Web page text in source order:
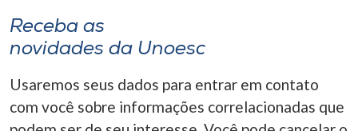
Receba as
novidades da Unoesc
Usaremos seus dados para entrar em contato
com você sobre informações correlacionadas que